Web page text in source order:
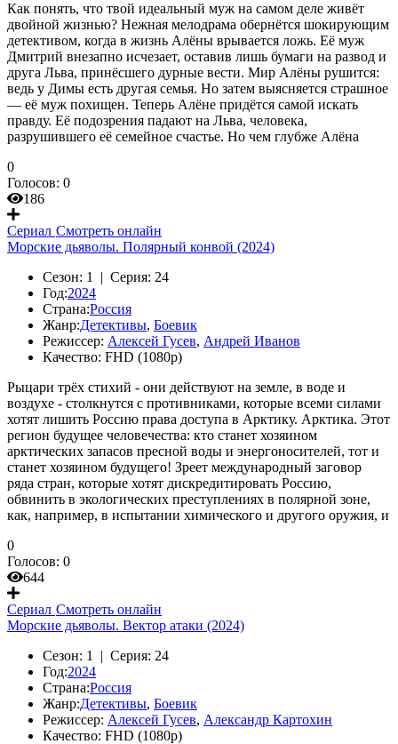
Как понять, что твой идеальный муж на самом деле живёт
двойной жизнью? Нежная мелодрама обернётся шокирующим
детективом, когда в жизнь Алёны врывается ложь. Её муж
Дмитрий внезапно исчезает, оставив лишь бумаги на развод и
друга Льва, принёсшего дурные вести. Мир Алёны рушится:
ведь у Димы есть другая семья. Но затем выясняется страшное
— её муж похищен. Теперь Алёне придётся самой искать
правду. Её подозрения падают на Льва, человека,
разрушившего её семейное счастье. Но чем глубже Алёна
0
Голосов: 0
186
Сериал Смотреть онлайн
Морские дьяволы. Полярный конвой (2024)
Сезон: 1 | Серия: 24
Год:2024
Страна:Россия
Жанр:Детективы, Боевик
Режиссер: Алексей Гусев, Андрей Иванов
Качество: FHD (1080p)
Рыцари трёх стихий - они действуют на земле, в воде и
воздухе - столкнутся с противниками, которые всеми силами
хотят лишить Россию права доступа в Арктику. Арктика. Этот
регион будущее человечества: кто станет хозяином
арктических запасов пресной воды и энергоносителей, тот и
станет хозяином будущего! Зреет международный заговор
ряда стран, которые хотят дискредитировать Россию,
обвинить в экологических преступлениях в полярной зоне,
как, например, в испытании химического и другого оружия, и
0
Голосов: 0
644
Сериал Смотреть онлайн
Морские дьяволы. Вектор атаки (2024)
Сезон: 1 | Серия: 24
Год:2024
Страна:Россия
Жанр:Детективы, Боевик
Режиссер: Алексей Гусев, Александр Картохин
Качество: FHD (1080p)